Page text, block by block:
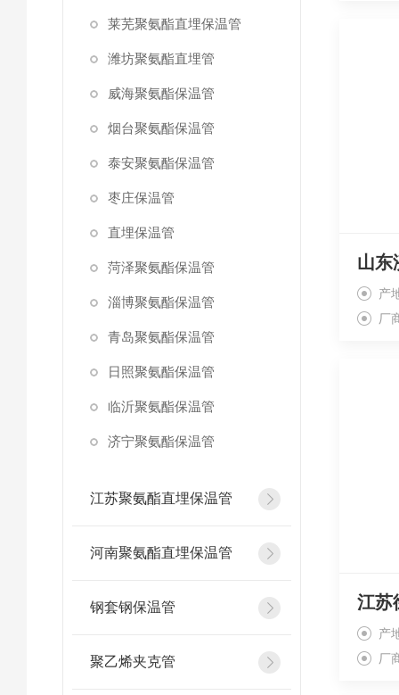
莱芜聚氨酯直埋保温管
潍坊聚氨酯直埋管
威海聚氨酯保温管
烟台聚氨酯保温管
泰安聚氨酯保温管
枣庄保温管
直埋保温管
菏泽聚氨酯保温管
淄博聚氨酯保温管
青岛聚氨酯保温管
日照聚氨酯保温管
临沂聚氨酯保温管
济宁聚氨酯保温管
江苏聚氨酯直埋保温管
河南聚氨酯直埋保温管
钢套钢保温管
聚乙烯夹克管
山东
产
厂
江苏
产
厂